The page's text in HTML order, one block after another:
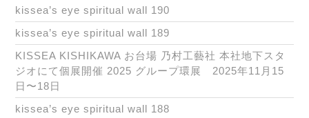
kissea’s eye spiritual wall 190
kissea’s eye spiritual wall 189
KISSEA KISHIKAWA お台場 乃村工藝社 本社地下スタ
ジオにて個展開催 2025 グループ環展 2025年11月15
日〜18日
kissea’s eye spiritual wall 188